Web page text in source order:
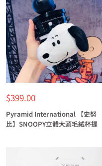
特
價
$399.00
Pyramid International 【史努
比】SNOOPY立體大頭毛絨杯提